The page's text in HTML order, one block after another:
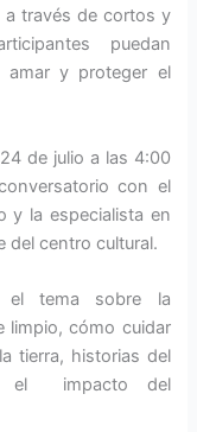
a través de cortos y
puedan
amar y proteger el
de julio a las 4:00
con el
y la especialista en
del centro cultural.
el tema sobre la
limpio, cómo cuidar
tierra, historias del
el impacto del